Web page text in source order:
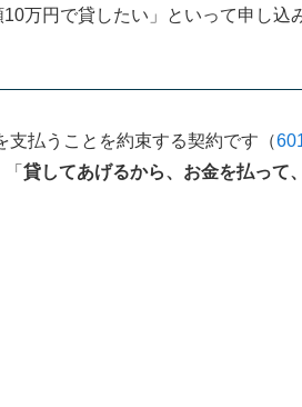
万円で貸したい」といって申し込
支払うことを約束する契約です（
貸してあげるから、お金を払って